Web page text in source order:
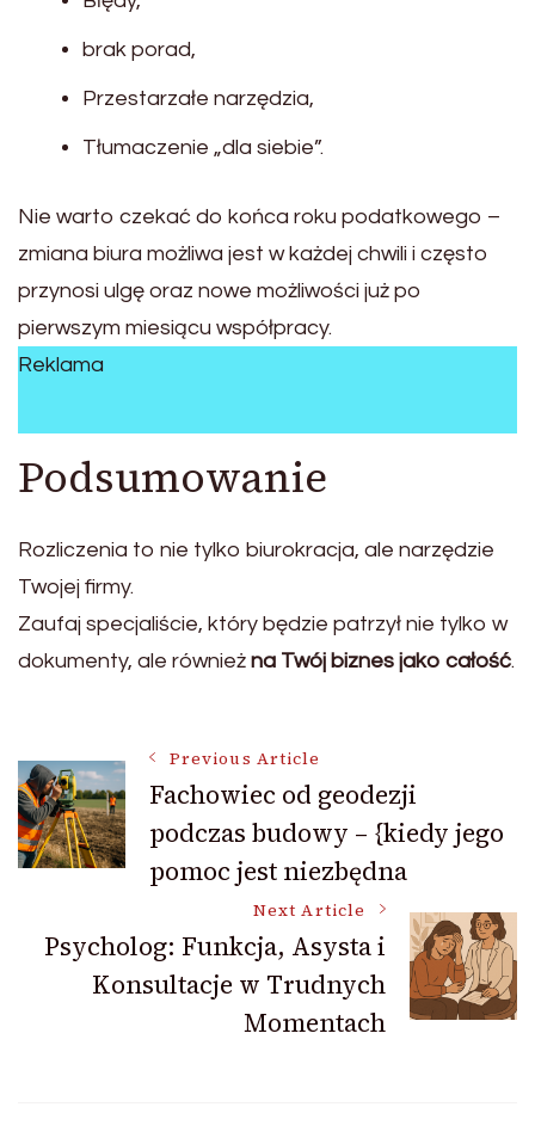
brak porad,
Przestarzałe narzędzia,
Tłumaczenie „dla siebie”.
Nie warto czekać do końca roku podatkowego –
zmiana biura możliwa jest w każdej chwili i często
przynosi ulgę oraz nowe możliwości już po
pierwszym miesiącu współpracy.
Reklama
Podsumowanie
Rozliczenia to nie tylko biurokracja, ale narzędzie
Twojej firmy.
Zaufaj specjaliście, który będzie patrzył nie tylko w
dokumenty, ale również na Twój biznes jako całość.
Post
Navigation
Previous Article
Fachowiec od geodezji
podczas budowy – {kiedy jego
pomoc jest niezbędna
Next Article
Psycholog: Funkcja, Asysta i
Konsultacje w Trudnych
Momentach